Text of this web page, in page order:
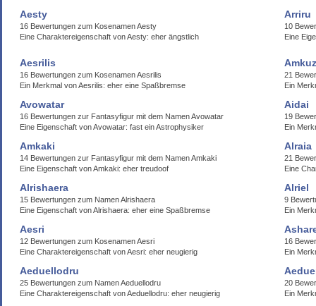
Aesty
16 Bewertungen zum Kosenamen Aesty
Eine Charaktereigenschaft von Aesty: eher ängstlich
Arriru
10
Eine
Aesrilis
16 Bewertungen zum Kosenamen Aesrilis
Ein Merkmal von Aesrilis: eher eine Spaßbremse
Amkuz
21
Ein
Avowatar
16 Bewertungen zur Fantasyfigur mit dem Namen Avowatar
Eine Eigenschaft von Avowatar: fast ein Astrophysiker
Aidai
19
Ein
Amkaki
14 Bewertungen zur Fantasyfigur mit dem Namen Amkaki
Eine Eigenschaft von Amkaki: eher treudoof
Alraia
21
Eine
Alrishaera
15 Bewertungen zum Namen Alrishaera
Eine Eigenschaft von Alrishaera: eher eine Spaßbremse
Alriel
9
Ein
Aesri
12 Bewertungen zum Kosenamen Aesri
Eine Charaktereigenschaft von Aesri: eher neugierig
16
Ein
Aeduellodru
25 Bewertungen zum Namen Aeduellodru
Eine Charaktereigenschaft von Aeduellodru: eher neugierig
20
Ein